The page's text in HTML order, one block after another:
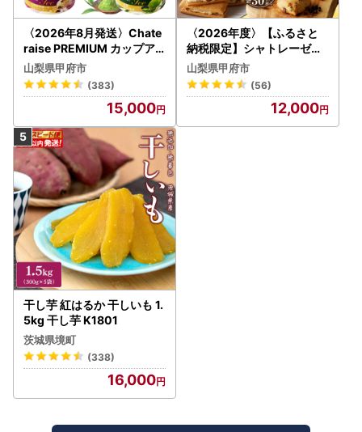
いたします。
メール：saikai@steamship.co.jp
―――――――――――――――――――――――――――
――――
〈2026年8月発送〉Chate
raise PREMIUM カップア
イス 詰合せ 4種 24個 アイ
ス
山梨県甲府市
(383)
15,000
〈2026年度〉【ふるさと
納税限定】シャトレーゼ人
気お菓子勢ぞろい!! お菓子
福箱 シャトレーゼ
山梨県甲府市
(56)
12,000
干し芋 紅はるか 干しいも 1.
5kg 干し芋 K1801
茨城県境町
(338)
16,000